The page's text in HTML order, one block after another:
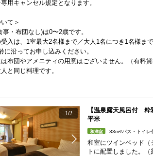
用キャンセル規定となります。
て＞
事・布団なし)は0〜2歳です。
入は、1室最大2名様まで／大人1名につき1名様まで
に沿ってお申し込みください。
布団やアメニティの用意はございません。（有料貸
と同じ料理です。
1/2
【温泉露天風呂付
平米
和洋室 33m²/バス・トイレ
和室にツインベッド（
トに配置しました。（